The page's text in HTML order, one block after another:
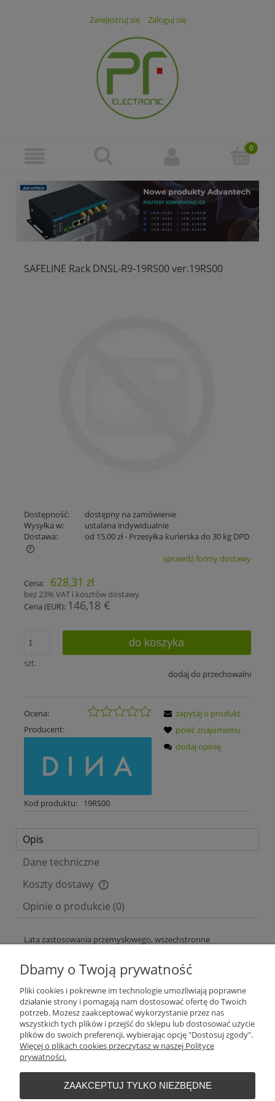
Zarejestruj się Zaloguj się
SAFELINE Rack DNSL-R9-19RS00 ver.19RS00
Dostępność:
dostępny na zamówienie
Wysyłka w:
ustalana indywidualnie
Dostawa:
od 15,00 zł- Przesyłka kurierska do 30 kg DPD
Cena nie zawiera ewentualnych kosztów płatności
sprawdź formy dostawy
Cena: 628,31 zł
bez 23% VAT i kosztów dostawy
Cena (EUR): 146,18 €
szt.
do koszyka
dodaj do przechowalni
Ocena:
Producent:
Kod produktu: 19RS00
zapytaj o produkt
poleć znajomemu
dodaj opinię
Opis
Dane techniczne
Koszty dostawy
Cena nie zawiera ewentualnych kosztów płatności
Opinie o produkcie (0)
Lata zastosowania przemysłowego, wszechstronne
każdym obszarze inżynierii mechanicznej. SAFELINE oferuje
jednostkę centralną spośród 6 różnych wariantów, z portem
COM lub USB. Dopasuj do tego połączenie fieldbus i wizualizuj
różne stany przełączania za pomocą jednego z głównych
protokołów fieldbus.
Pliki do pobrania:
*KARTA KATALOGOWA
*PRZEGLĄD PRODUKTOWY
Dbamy o Twoją prywatność
Pliki cookies i pokrewne im technologie umożliwiają poprawne
działanie strony i pomagają nam dostosować ofertę do Twoich
potrzeb. Możesz zaakceptować wykorzystanie przez nas
wszystkich tych plików i przejść do sklepu lub dostosować użycie
plików do swoich preferencji, wybierając opcję "Dostosuj zgody".
Więcej o plikach cookies przeczytasz w naszej Polityce
prywatności.
ZAAKCEPTUJ TYLKO NIEZBĘDNE